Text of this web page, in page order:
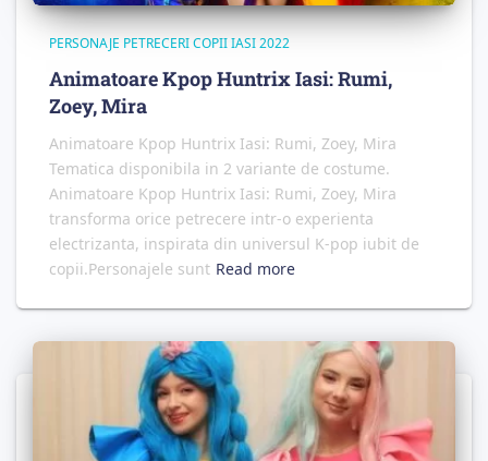
PERSONAJE PETRECERI COPII IASI 2022
Animatoare Kpop Huntrix Iasi: Rumi,
Zoey, Mira
Animatoare Kpop Huntrix Iasi: Rumi, Zoey, Mira
Tematica disponibila in 2 variante de costume.
Animatoare Kpop Huntrix Iasi: Rumi, Zoey, Mira
transforma orice petrecere intr-o experienta
electrizanta, inspirata din universul K-pop iubit de
copii.Personajele sunt Read more